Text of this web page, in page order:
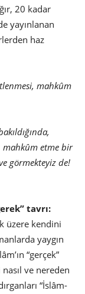
20 kadar
yayınlanan
haz
mahkûm
mahkûm etme bir
görmekteyiz de!
tavrı:
üzere kendini
yaygın
“gerçek”
ve nereden
“İslâm-